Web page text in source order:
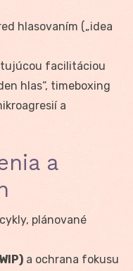
hlasovaním („idea
facilitáciou
hlas“, timeboxing
a
a
plánované
a ochrana fokusu